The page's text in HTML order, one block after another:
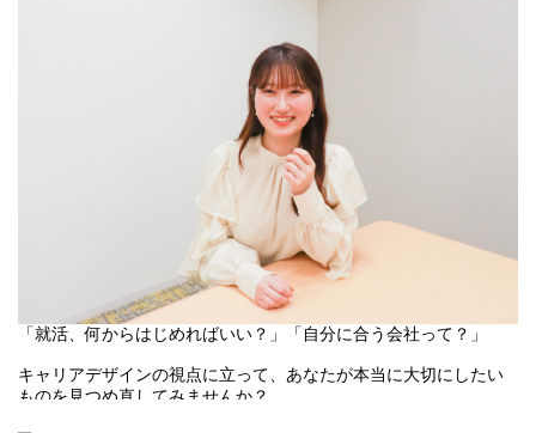
「自分はどうありたいか」「どんな社会課題に向き合いたいの
か」を整理し、他人のモノサシではない、自分軸を考えるきっか
【こんな人におすすめ。一つでも当てはまったらぜひご参加くだ
・学生時代の経験、自身の「探究心」や学んできたことを、人や
・せっかく働くなら、「ビジネスの力」で社会をよりよくする仕
・大企業の歯車ではなく、手触り感のある「社会を動かす実感」
が得られる環境を探している
・「何がしたいか分からなくなってきた…」一度立ち止まって、
・ビジョンや「働く人の想い」を最優先にした企業選びをしたい
※詳細は、お申し込みいただいた方にメッセージでお送りいたし
自由（ぜひ私服でご参加ください！）
【当日の内容（約2.5〜3時間）】
人生で大事にしている価値観を言語化し、キャリアの方向性を探
ります。
❚ 会社説明：
します。
❚ 座談会：
「就活、何からはじめればいい？」「自分に合う会社って？」
キャリアデザインの視点に立って、あなたが本当に大切にしたい
ものを見つめ直してみませんか？